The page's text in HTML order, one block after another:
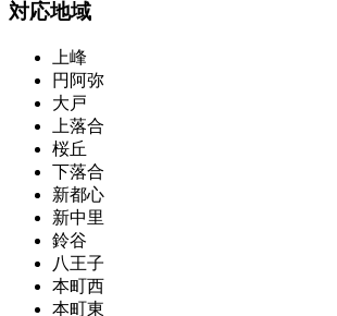
対応地域
上峰
円阿弥
大戸
上落合
桜丘
下落合
新都心
新中里
鈴谷
八王子
本町西
本町東